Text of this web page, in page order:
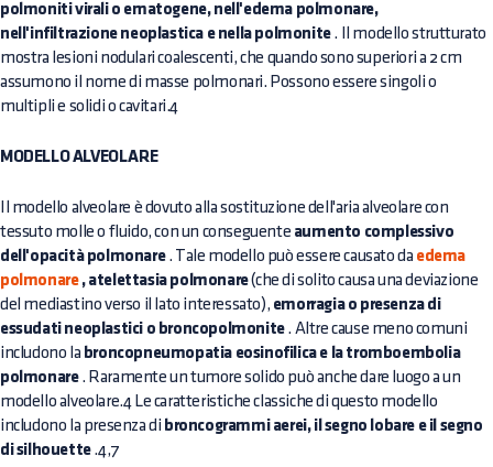
polmoniti virali o ematogene, nell'edema polmonare,
nell'infiltrazione neoplastica e nella polmonite. Il modello strutturato
mostra lesioni nodulari coalescenti, che quando sono superiori a 2 cm
assumono il nome di masse polmonari. Possono essere singoli o
multipli e solidi o cavitari.4
MODELLO ALVEOLARE
Il modello alveolare è dovuto alla sostituzione dell'aria alveolare con
tessuto molle o fluido, con un conseguente aumento complessivo
dell'opacità polmonare. Tale modello può essere causato da edema
polmonare, atelettasia polmonare(che di solito causa una deviazione
del mediastino verso il lato interessato), emorragia o presenza di
essudati neoplastici o broncopolmonite. Altre cause meno comuni
includono la broncopneumopatia eosinofilica e la tromboembolia
polmonare. Raramente un tumore solido può anche dare luogo a un
modello alveolare.4 Le caratteristiche classiche di questo modello
includono la presenza di broncogrammi aerei, il segno lobare e il segno
di silhouette.4,7